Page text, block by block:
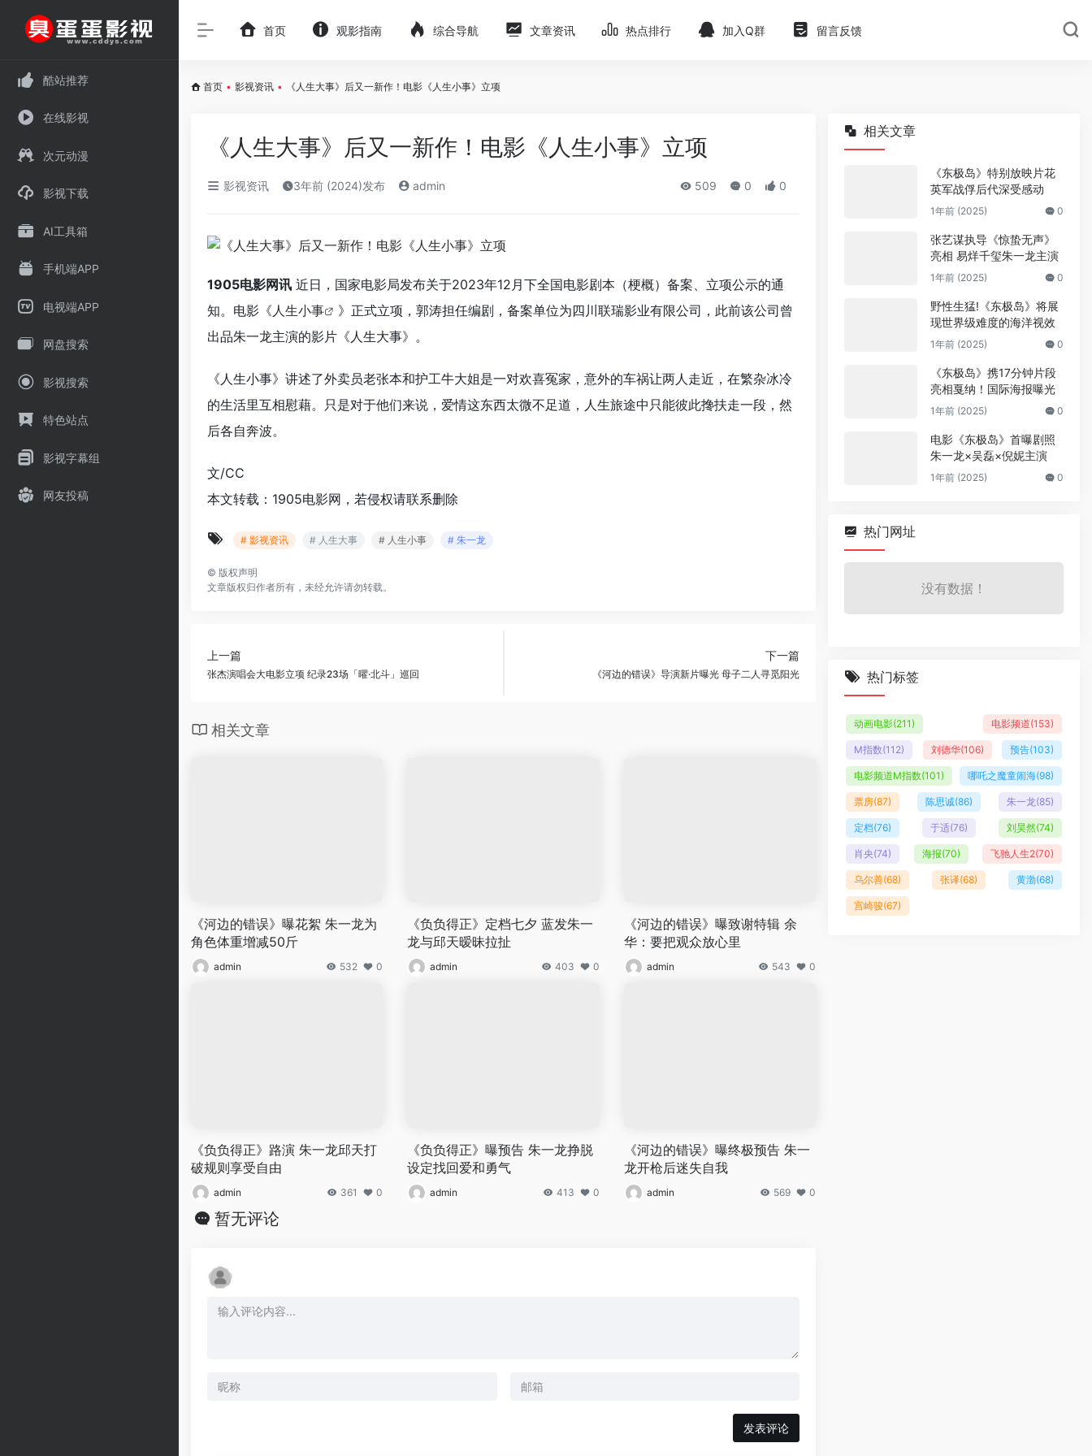
酷站推荐
在线影视
次元动漫
影视下载
AI工具箱
手机端APP
电视端APP
网盘搜索
影视搜索
特色站点
影视字幕组
网友投稿
首页 观影指南 综合导航 文章资讯 热点排行 加入Q群 留言反馈
首页 • 影视资讯 • 《人生大事》后又一新作！电影《人生小事》立项
《人生大事》后又一新作！电影《人生小事》立项
影视资讯 3年前 (2024)发布 admin 509 0 0
1905电影网讯 近日，国家电影局发布关于2023年12月下全国电影剧本（梗概）备案、立项公示的通
知。电影《 人生小事
》正式立项，郭涛担任编剧，备案单位为四川联瑞影业有限公司，此前该公司曾
出品朱一龙主演的影片《人生大事》。
《人生小事》讲述了外卖员老张本和护工牛大姐是一对欢喜冤家，意外的车祸让两人走近，在繁杂冰冷
的生活里互相慰藉。只是对于他们来说，爱情这东西太微不足道，人生旅途中只能彼此搀扶走一段，然
后各自奔波。
文/CC
本文转载：1905电影网，若侵权请联系删除
# 影视资讯 # 人生大事 # 人生小事 # 朱一龙
© 版权声明
文章版权归作者所有，未经允许请勿转载。
上一篇
张杰演唱会大电影立项 纪录23场「曜·北斗」巡回
下一篇
《河边的错误》导演新片曝光 母子二人寻觅阳光
相关文章
《河边的错误》曝花絮 朱一龙为
角色体重增减50斤
admin 532 0
《负负得正》定档七夕 蓝发朱一
龙与邱天暧昧拉扯
admin 403 0
《河边的错误》曝致谢特辑 余
华：要把观众放心里
admin 543 0
《负负得正》路演 朱一龙邱天打
破规则享受自由
admin 361 0
《负负得正》曝预告 朱一龙挣脱
设定找回爱和勇气
admin 413 0
《河边的错误》曝终极预告 朱一
龙开枪后迷失自我
admin 569 0
暂无评论
发表评论
相关文章
《东极岛》特别放映片花
英军战俘后代深受感动
1年前 (2025) 0
张艺谋执导《惊蛰无声》
亮相 易烊千玺朱一龙主演
1年前 (2025) 0
野性生猛!《东极岛》将展
现世界级难度的海洋视效
1年前 (2025) 0
《东极岛》携17分钟片段
亮相戛纳！国际海报曝光
1年前 (2025) 0
电影《东极岛》首曝剧照
朱一龙×吴磊×倪妮主演
1年前 (2025) 0
热门网址
没有数据！
热门标签
动画电影(211) 电影频道(153)
M指数(112) 刘德华(106) 预告(103)
电影频道M指数(101) 哪吒之魔童闹海(98)
票房(87) 陈思诚(86) 朱一龙(85)
定档(76) 于适(76) 刘昊然(74)
肖央(74) 海报(70) 飞驰人生2(70)
乌尔善(68) 张译(68) 黄渤(68)
宫崎骏(67)